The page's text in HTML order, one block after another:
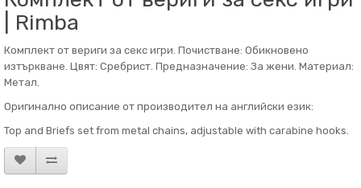
| Rimba
Комплект от вериги за секс игри. Почистване: Обикновено
изтъркване. Цвят: Сребрист. Предназначение: За жени. Материал:
Метал.
Оригинално описание от производител на английски език:
Top and Briefs set from metal chains, adjustable with carabine hooks.